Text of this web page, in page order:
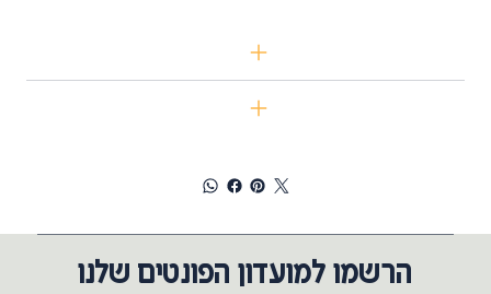
הרשמו למועדון הפונטים שלנו